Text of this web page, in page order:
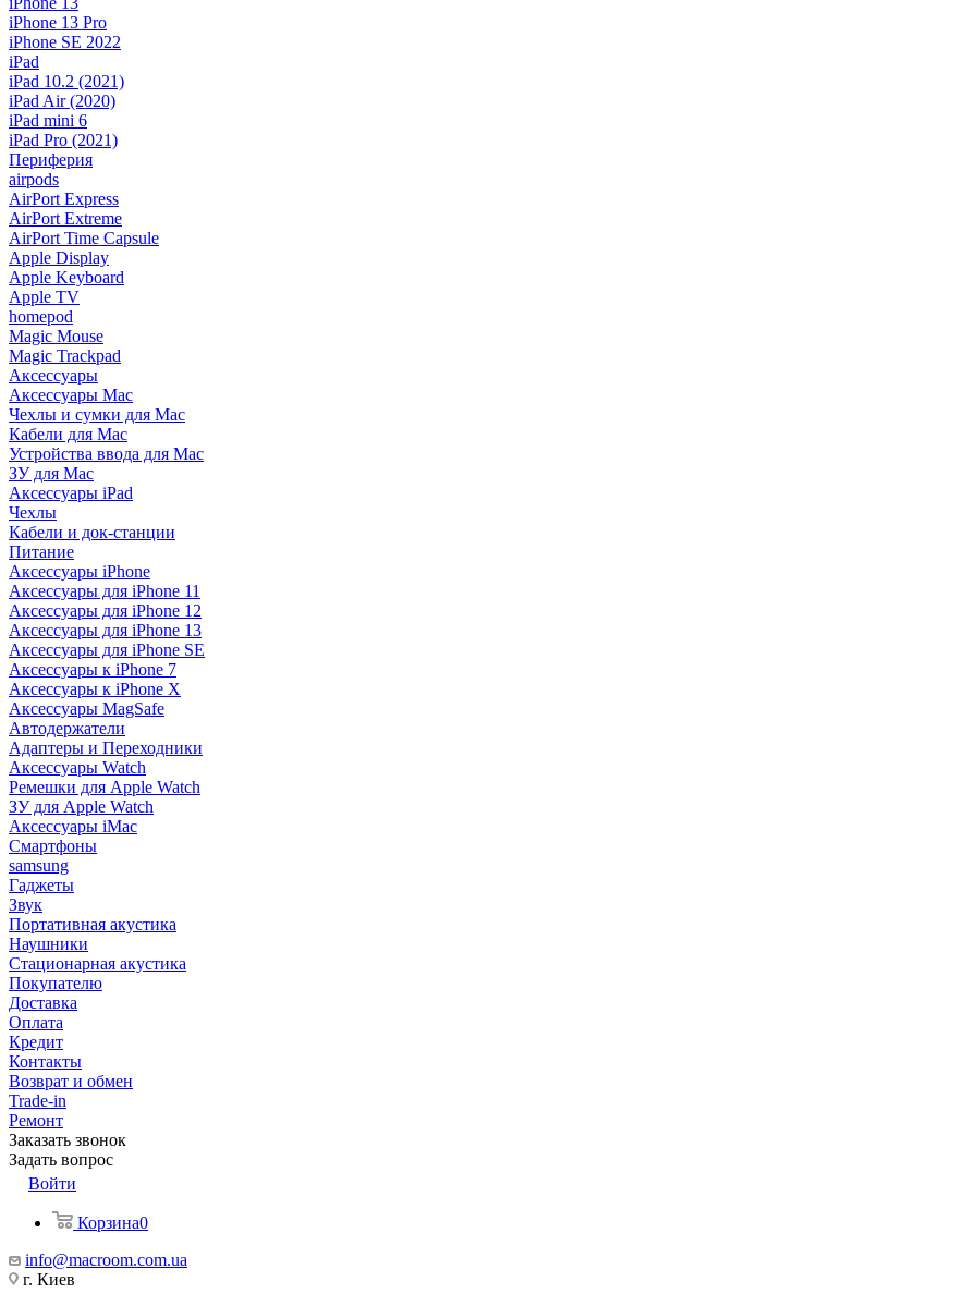
iPhone 13 Pro
iPhone SE 2022
iPad
iPad 10.2 (2021)
iPad Air (2020)
iPad mini 6
iPad Pro (2021)
Периферия
airpods
AirPort Express
AirPort Extreme
AirPort Time Capsule
Apple Display
Apple Keyboard
Apple TV
homepod
Magic Mouse
Magic Trackpad
Аксессуары
Аксессуары Mac
Чехлы и сумки для Mac
Кабели для Mac
Устройства ввода для Mac
ЗУ для Mac
Аксессуары iPad
Чехлы
Кабели и док-станции
Питание
Аксессуары iPhone
Аксессуары для iPhone 11
Аксессуары для iPhone 12
Аксессуары для iPhone 13
Аксессуары для iPhone SE
Аксессуары к iPhone 7
Аксессуары к iPhone X
Аксессуары MagSafe
Автодержатели
Адаптеры и Переходники
Аксессуары Watch
Ремешки для Apple Watch
ЗУ для Apple Watch
Аксессуары iMac
Смартфоны
samsung
Гаджеты
Звук
Портативная акустика
Наушники
Стационарная акустика
Покупателю
Доставка
Оплата
Кредит
Контакты
Возврат и обмен
Trade-in
Ремонт
Заказать звонок
Задать вопрос
Войти
Корзина0
info@macroom.com.ua
г. Киев